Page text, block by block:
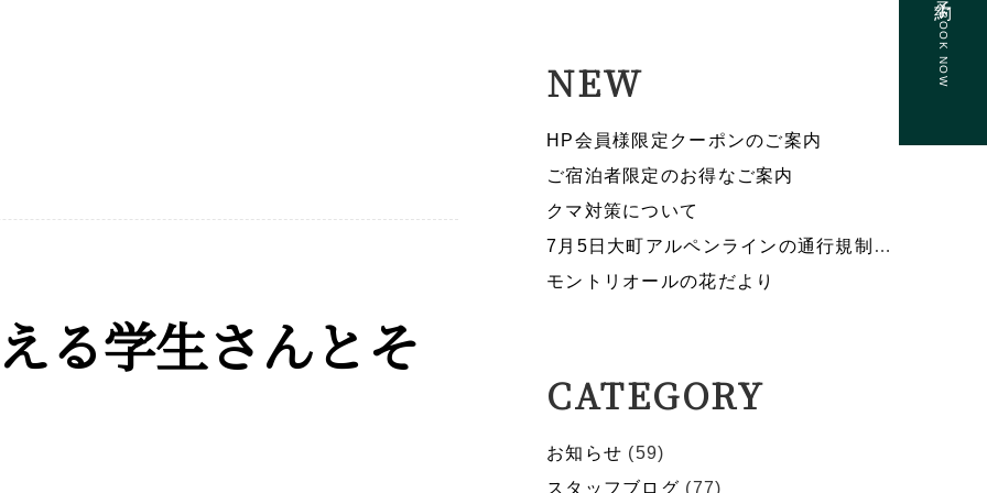
る学生さんとそ
NEW
HP会員様限定クーポンのご案内
ご宿泊者限定のお得なご案内
クマ対策について
7月5日大町アルペンラインの通行規制のお知らせ
モントリオールの花だより
CATEGORY
お知らせ (59)
スタッフブログ (77)
BOOK NOW